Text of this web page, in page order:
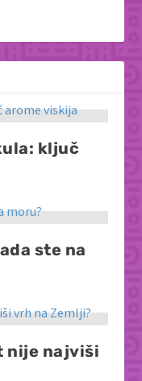
ključ
ste na
nije najviši